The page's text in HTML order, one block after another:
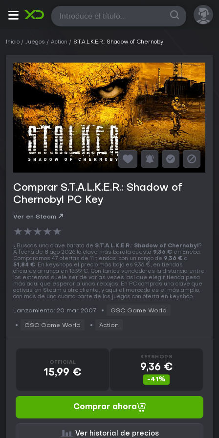
Todas
Inicio Juegos Action S.T.A.L.K.E.R.: Shadow of Chernobyl
Comprar S.T.A.L.K.E.R.: Shadow of
Chernobyl PC Key
Ver en Steam
★★★★★
¿Buscas una clave barata de S.T.A.L.K.E.R.: Shadow of Chernobyl?
A fecha de 8 ago 2026 la clave más barata cuesta 9,36 € en Eneba.
Comparamos 47 ofertas de 11 tiendas, con un rango de 9,36 € a
51,84 €. En keyshops el precio más bajo es 9,36 €, en tiendas
oficiales arranca en 15,99 €. Con tantos vendedores la distancia entre
los extremos suele ser de varias veces, así que elegir tienda pesa
más aquí que esperar a unas rebajas. En PC compras una clave que
activas en Steam u otro cliente, y aquí el mercado es el más amplio,
con más de una cuarta parte de los juegos con oferta en keyshop.
Lanzamiento: 20 mar 2007 GSC Game World
GSC Game World Action
OFFICIAL
15,99 €
KEYSHOPS
9,36 €
-41%
Comprar ahora
Ver historial de precios